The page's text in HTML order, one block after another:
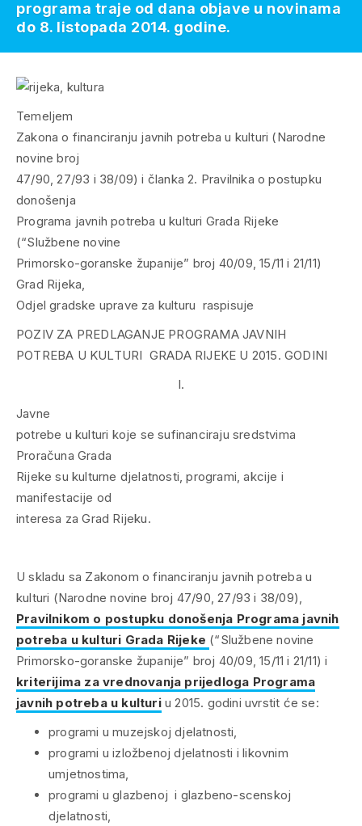
Temeljem
Zakona o financiranju javnih potreba u kulturi (Narodne
novine broj
47/90, 27/93 i 38/09) i članka 2. Pravilnika o postupku
donošenja
Programa javnih potreba u kulturi Grada Rijeke
(“Službene novine
Primorsko-goranske županije” broj 40/09, 15/11 i 21/11)
Grad Rijeka,
Odjel gradske uprave za kulturu raspisuje
POZIV ZA PREDLAGANJE PROGRAMA JAVNIH
POTREBA U KULTURI GRADA RIJEKE U 2015. GODINI
I.
Javne
potrebe u kulturi koje se sufinanciraju sredstvima
Proračuna Grada
Rijeke su kulturne djelatnosti, programi, akcije i
manifestacije od
interesa za Grad Rijeku.
U skladu sa Zakonom o financiranju javnih potreba u
kulturi (Narodne novine broj 47/90, 27/93 i 38/09),
Pravilnikom o postupku donošenja Programa javnih
potreba u kulturi Grada Rijeke (“Službene novine
Primorsko-goranske županije” broj 40/09, 15/11 i 21/11) i
kriterijima za vrednovanja prijedloga Programa
javnih potreba u kulturiu 2015. godini uvrstit će se:
programi u muzejskoj djelatnosti,
programi u izložbenoj djelatnosti i likovnim
umjetnostima,
programi u glazbenoj i glazbeno-scenskoj
djelatnosti,
programa traje od dana objave u novinama
do 8. listopada 2014. godine.